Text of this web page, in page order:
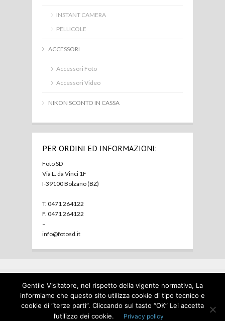
INSTANT CAMERA
PELLICOLE
ACCESSORI
Accessori Foto
Accessori Video
NIKON SCONTO IN CASSA
PER ORDINI ED INFORMAZIONI:
Foto SD
Via L. da Vinci 1F
I-39100 Bolzano (BZ)
T. 0471 264122
F. 0471 264122
–
info@fotosd.it
Home Foto SD Prodotti Usato Contatti
Privacy
policy
© Foto SD 2023 P.I. 00127910214
Gentile Visitatore, nel rispetto della vigente normativa, La
informiamo che questo sito utilizza cookie di tipo tecnico e
cookie di “terze parti”. Cliccando sul tasto “OK” Lei accetta
l’utilizzo dei cookie.
Privacy policy